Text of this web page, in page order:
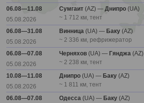
06.08—11.08 Сумгаит (AZ) — Днипро (UA)
05.08.2026
~ 1 712 км, тент
06.08—31.08
Винница (UA) — Баку (AZ)
05.08.2026
~ 2 336 км, рефрижератор
06.08—07.08
Черняхов (UA) — Гянджа (AZ)
05.08.2026
~ 2 238 км, тент
10.08—11.08
Днипро (UA) — Баку (AZ)
05.08.2026
~ 1 811 км, тент
06.08—07.08
Одесса (UA) — Баку (AZ)